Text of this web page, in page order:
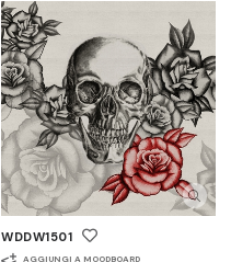
WDDW1501
AGGIUNGI A MOODBOARD